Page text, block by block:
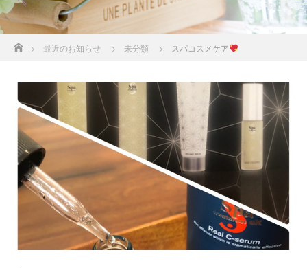
ホーム
最近のお知らせ 未分類 スパコスメケア